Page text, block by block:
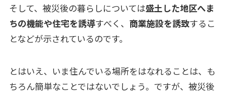
そして、被災後の暮らしについては盛土した地区へま
ちの機能や住宅を誘導すべく、 商業施設を誘致するこ
となどが示されているのです。
とはいえ、いま住んでいる場所をはなれることは、も
ちろん簡単なことではないでしょう。ですが、被災後